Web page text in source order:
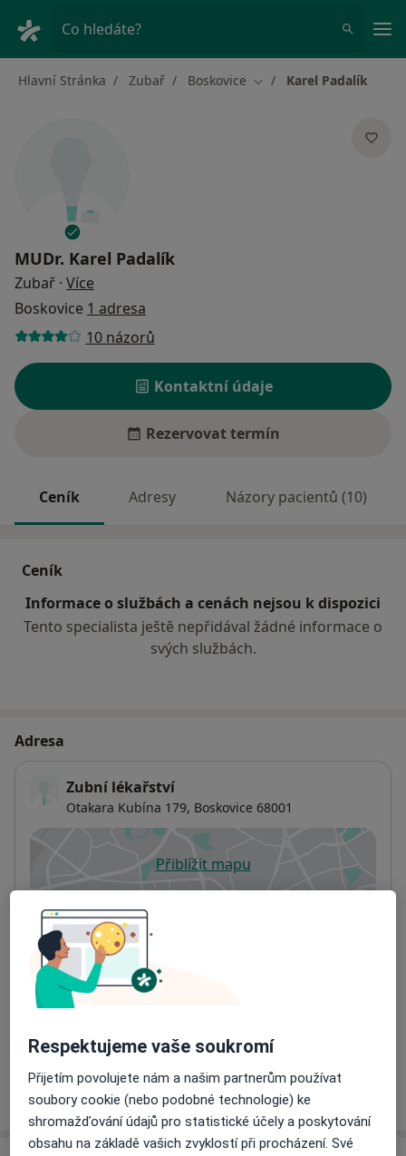
Co hledáte?
Hlavní Stránka Zubař Boskovice Změna města
Karel Padalík
MUDr. Karel Padalík
Zubař · Více
Boskovice 1 adresa
10 názorů
Kontaktní údaje
Rezervovat termín
Ceník Adresy Názory pacientů (10)
Ceník
Informace o službách a cenách nejsou k dispozici
Tento specialista ještě nepřidával žádné informace o
svých službách.
Adresa
Zubní lékařství
Otakara Kubína 179, Boskovice 68001
Přiblížit mapuse otevře v nové záložce
Dostupnost
Na této adrese online kalendář není aktivní
Co mám v takové situaci udělat?
Způsoby platby (soukromé návštěvy)
Detaily
Víceo adrese
Respektujeme vaše soukromí
Přijetím povolujete nám a našim partnerům používat
soubory cookie (nebo podobné technologie) ke
shromažďování údajů pro statistické účely a poskytování
obsahu na základě vašich zvyklostí při procházení. Své